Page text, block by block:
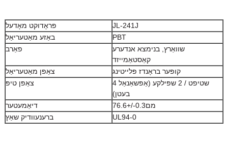
פּראָדוקט מאָדעל
JL-241J
באַזע מאַטעריאַל
PBT
פאַרב
שוואַרץ, בנימצא אנדערע
קאַסטאַמייזד
צאַפּן מאַטעריאַל
קופּער בראָנדז פּלייטינג
צאַפּן טיפּ
4 שטיפט / 2 שפּילקע (אַפּשאַנאַל
בעטן)
דיאַמעטער
76.6+/-0.3מם
ברענעוודיק שאַץ
UL94-0